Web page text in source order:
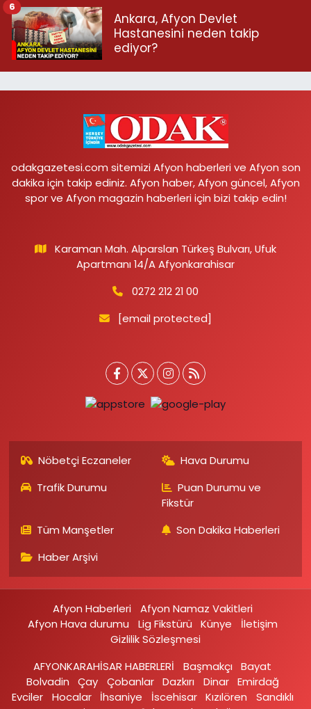
Ankara, Afyon Devlet
Hastanesini neden takip
ediyor?
6
odakgazetesi.com sitemizi Afyon haberleri ve Afyon son
dakika için takip ediniz. Afyon haber, Afyon güncel, Afyon
spor ve Afyon magazin haberleri için bizi takip edin!
Karaman Mah. Alparslan Türkeş Bulvarı, Ufuk
Apartmanı 14/A Afyonkarahisar
0272 212 21 00
[email protected]
Nöbetçi Eczaneler
Hava Durumu
Trafik Durumu
Puan Durumu ve
Fikstür
Tüm Manşetler
Son Dakika Haberleri
Haber Arşivi
Afyon Haberleri
Afyon Namaz Vakitleri
Afyon Hava durumu
Lig Fikstürü Künye
İletişim
Gizlilik Sözleşmesi
AFYONKARAHİSAR HABERLERİ
Başmakçı
Bayat
Bolvadin
Çay Çobanlar Dazkırı Dinar Emirdağ‎
Evciler‎
Hocalar İhsaniye‎ İscehisar Kızılören‎
Sandıklı‎